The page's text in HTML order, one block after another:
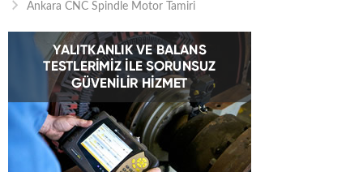
Ankara CNC Spindle Motor Tamiri